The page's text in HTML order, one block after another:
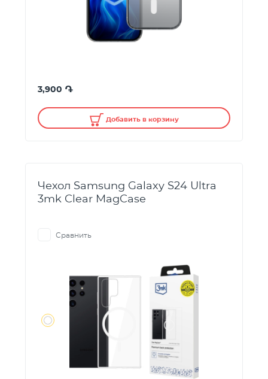
3,900 ֏
Добавить в корзину
Чехол Samsung Galaxy S24 Ultra
3mk Clear MagCase
Сравнить